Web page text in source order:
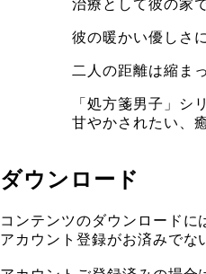
治療として彼の家
彼の暖かい優しさ
二人の距離は縮ま
「処方箋男子」シ
甘やかされたい、
ダウンロード
コンテンツのダウンロードに
アカウント登録がお済みでな